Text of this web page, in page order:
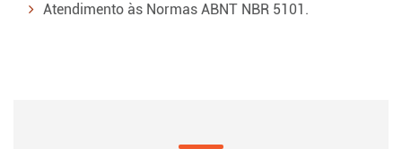
Atendimento às Normas ABNT NBR 5101.